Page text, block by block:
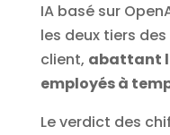
IA basé sur
les deux tiers
client, abattant
employés à
Le verdict des